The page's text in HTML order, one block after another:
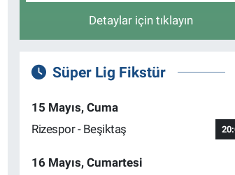
Detaylar için tıklayın
Süper Lig Fikstür
15 Mayıs, Cuma
Rizespor - Beşiktaş
16 Mayıs, Cumartesi